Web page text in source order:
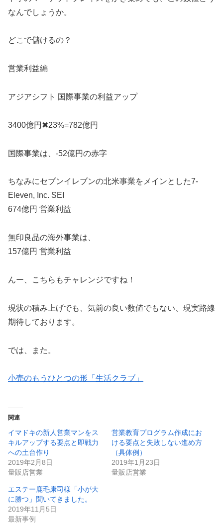
なんでしょうか。
どこで儲けるの？
営業利益編
アジアシフト 国際事業の利益アップ
3400億円✖︎23%=782億円
国際事業は、-52億円の赤字
ちなみにセブンイレブンの北米事業をメインとした7-
Eleven, Inc. SEI
674億円 営業利益
無印良品の海外事業は、
157億円 営業利益
んー、こちらもチャレンジですね！
現状の積み上げでも、気前の良い数値でもない、現実路線
期待しております。
では、また。
小売のもうひとつの形「生活クラブ」
関連
イマドキの新人営業マンをス
キルアップする要点と即戦力
への土台作り
2019年2月8日
量販店営業
営業教育プログラム作成にお
ける要点と失敗しない進め方
（具体例）
2019年1月23日
量販店営業
エステー鹿毛康司様「小が大
に勝つ」聞いてきました。
2019年11月5日
最新事例